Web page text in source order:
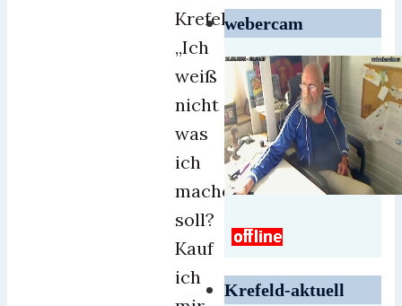
Krefeld:
„Ich
weiß
nicht
was
ich
machen
soll?
Kauf
ich
webercam
Krefeld-aktuell